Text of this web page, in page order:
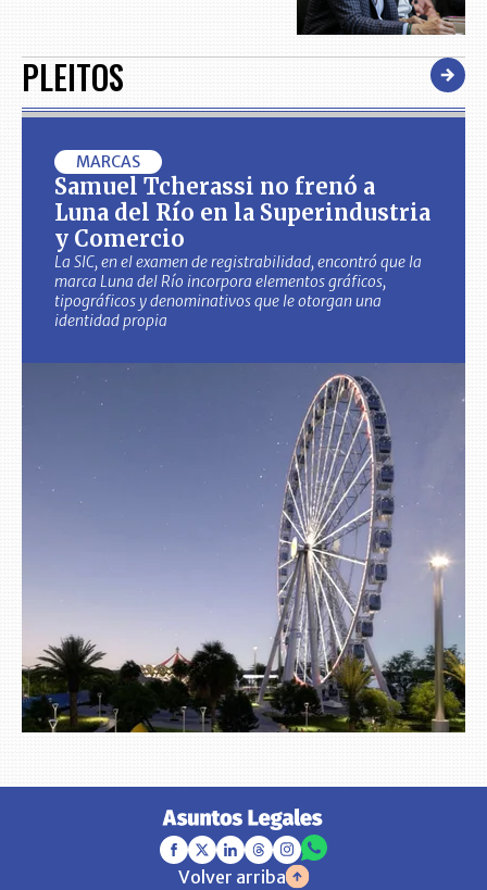
PLEITOS
MARCAS
Samuel Tcherassi no frenó a
Luna del Río en la Superindustria
y Comercio
La SIC, en el examen de registrabilidad, encontró que la
marca Luna del Río incorpora elementos gráficos,
tipográficos y denominativos que le otorgan una
identidad propia
Volver arriba